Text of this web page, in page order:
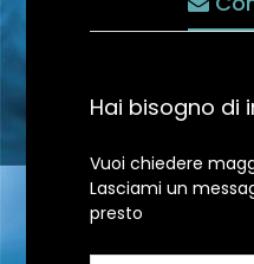
Hai bisogno di
Vuoi chiedere
Lasciami un
presto